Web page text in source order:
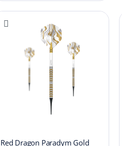
Red Dragon Paradym Gold